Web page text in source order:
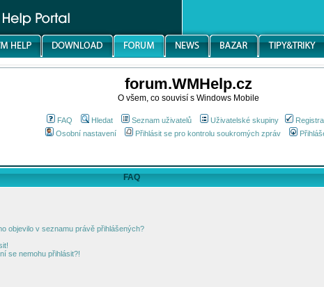
forum.WMHelp.cz
O všem, co souvisí s Windows Mobile
FAQ Hledat Seznam uživatelů Uživatelské skupiny
Osobní nastavení
Přihlásit se pro kontrolu soukromých zpráv
FAQ
objevilo v seznamu právě přihlášených?
se nemohu přihlásit?!